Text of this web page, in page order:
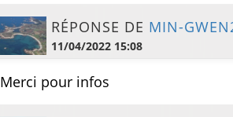
RÉPONSE DE MIN-
11/04/2022 15:08
Merci pour infos